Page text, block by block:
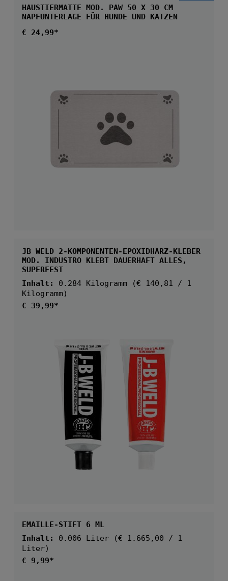
HAUSTIERMATTE MOD. PAW 50 X 30 CM
NAPFUNTERLAGE FÜR HUNDE UND KATZEN
Regulärer Preis:
€ 24,99*
JB WELD 2-KOMPONENTEN-EPOXIDHARZ-KLEBER
MOD. INDUSTRO KLEBT DAUERHAFT ALLES,
SUPERFEST
Inhalt: 0.284 Kilogramm
(€ 140,81 / 1
Kilogramm)
Regulärer Preis:
€ 39,99*
EMAILLE-STIFT 6 ML
Inhalt: 0.006 Liter
(€ 1.665,00 / 1
Liter)
Regulärer Preis:
€ 9,99*